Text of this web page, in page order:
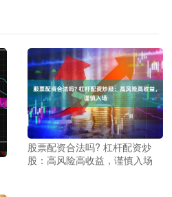
股票配资合法吗? 杠杆配资炒
股：高风险高收益，谨慎入场